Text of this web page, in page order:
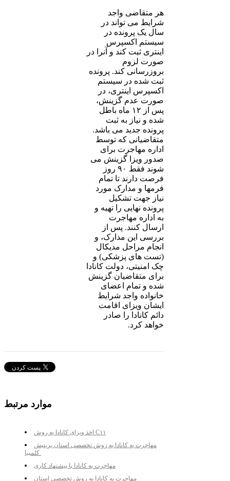
هر متقاضی واجد
شرایط می تواند در
سال یک پرونده در
سیستم اکسپرس
اینتری ثبت کند و آنرا در
صورت لزوم
بروزرسانی کند. پرونده
ثبت شده در سیستم
اکسپرس اینتری، در
صورت عدم گزینش،
پس از ۱۲ ماه باطل
شده و نیاز به ثبت
پرونده جدید می باشد.
متقاضیانی که توسط
اداره مهاجرت برای
صدور ویزا گزینش می
شوند فقط ۹۰ روز
فرصت دارند تا تمام
فرمها و مدارک مورد
نیاز جهت تشکیل
پرونده نهایی را تهیه و
به اداره مهاجرت
ارسال کنند. پس از
بررسی این مدارک، و
انجام مراحل مدیکال
(تست های پزشکی) و
چک امنیتی، دولت کانادا
برای متقاضیان گزینش
شده و تمام اعضای
خانواده واجد شرایط
ایشان ویزای اقامت
دائم کانادا را صادر
خواهد کرد.
موارد مرتبط
اخذ ویزای کانادا به روش C۱۱
مهاجرت به کانادا به روش تخصصی استان بریتیش
مهاجرت به کانادا با پیشنهاد کاری
مهاجرت به کانادا به روش تخصصی استان